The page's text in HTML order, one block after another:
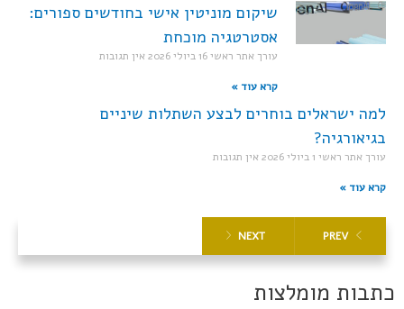
שיקום מוניטין אישי בחודשים ספורים:
אסטרטגיה מוכחת
עורך אתר ראשי16 ביולי 2026 אין תגובות
קרא עוד »
למה ישראלים בוחרים לבצע השתלות שיניים
בגיאורגיה?
עורך אתר ראשי 1 ביולי 2026 אין תגובות
קרא עוד »
PREV
NEXT
כתבות מומלצות